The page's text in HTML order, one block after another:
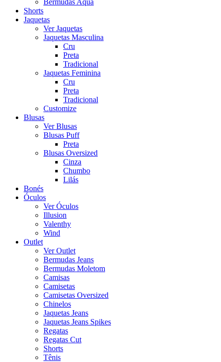
Bermudas Aqua
Shorts
Jaquetas
Ver Jaquetas
Jaquetas Masculina
Cru
Preta
Tradicional
Jaquetas Feminina
Cru
Preta
Tradicional
Customize
Blusas
Ver Blusas
Blusas Puff
Preta
Blusas Oversized
Cinza
Chumbo
Lilás
Bonés
Óculos
Ver Óculos
Illusion
Valenthy
Wind
Outlet
Ver Outlet
Bermudas Jeans
Bermudas Moletom
Camisas
Camisetas
Camisetas Oversized
Chinelos
Jaquetas Jeans
Jaquetas Jeans Spikes
Regatas
Regatas Cut
Shorts
Tênis